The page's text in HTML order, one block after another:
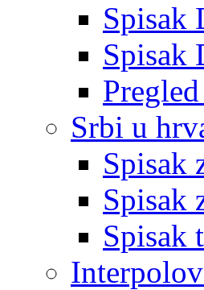
Spisak
Spisak
Srbi u
Spisak
Spisak
Spisak